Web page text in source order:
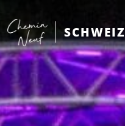
SCHWEIZ